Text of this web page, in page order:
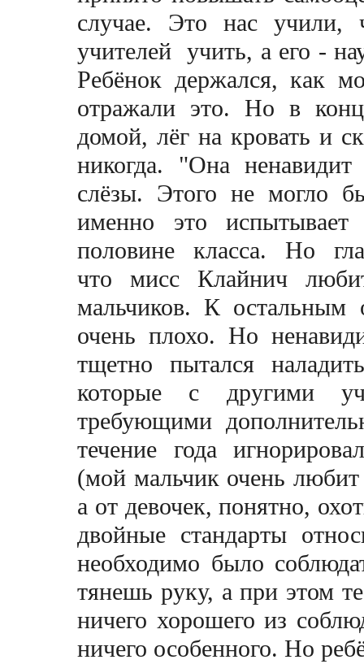
случае. Это нас
учителей учить, а его -
Ребёнок держался, как
отражали это. Но в
домой, лёг на кровать и
никогда. "Она
слёзы. Этого не могло
именно это
половине класса. Но
что мисс Клайнич
мальчиков. К остальным
очень плохо. Но
тщетно пытался
которые с другими
требующими
течение года
(мой мальчик очень любит
а от девочек, понятно,
двойные стандарты
необходимо было
тянешь руку, а при этом
ничего хорошего из
ничего особенного. Но